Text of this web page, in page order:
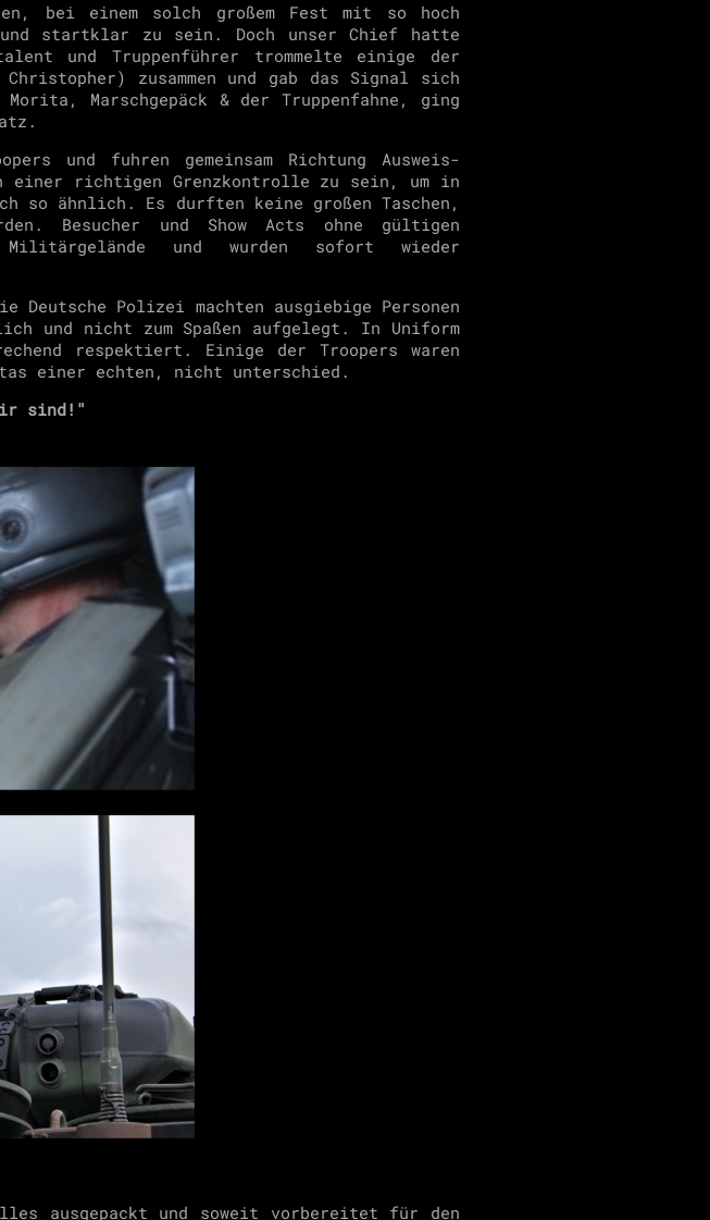
bei einem solch großem Fest mit so hoch
und startklar zu sein. Doch unser Chief hatte
und Truppenführer trommelte einige der
zusammen und gab das Signal sich
Marschgepäck & der Truppenfahne, ging
und fuhren gemeinsam Richtung Ausweis-
einer richtigen Grenzkontrolle zu sein, um in
so ähnlich. Es durften keine großen Taschen,
Besucher und Show Acts ohne gültigen
Militärgelände und wurden sofort wieder
Polizei machten ausgiebige Personen
und nicht zum Spaßen aufgelegt. In Uniform
respektiert. Einige der Troopers waren
einer echten, nicht unterschied.
sind!"
alles ausgepackt und soweit vorbereitet für den